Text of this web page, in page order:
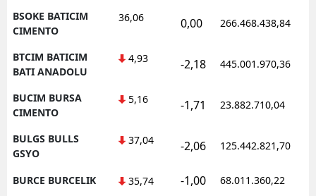
BSOKE BATICIM
CIMENTO
36,06 0,00 266.468.438,84
BTCIM BATICIM
BATI ANADOLU
4,93 -2,18 445.001.970,36
BUCIM BURSA
CIMENTO
5,16 -1,71 23.882.710,04
BULGS BULLS
GSYO
37,04 -2,06 125.442.821,70
BURCE BURCELIK 35,74 -1,00 68.011.360,22